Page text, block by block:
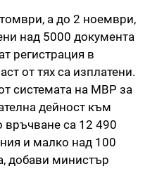
а до 2 ноември,
над 5000 документа
регистрация в
от тях са изплатени.
системата на МВР за
дейност към
връчване са 12 490
и малко над 100
добави министър